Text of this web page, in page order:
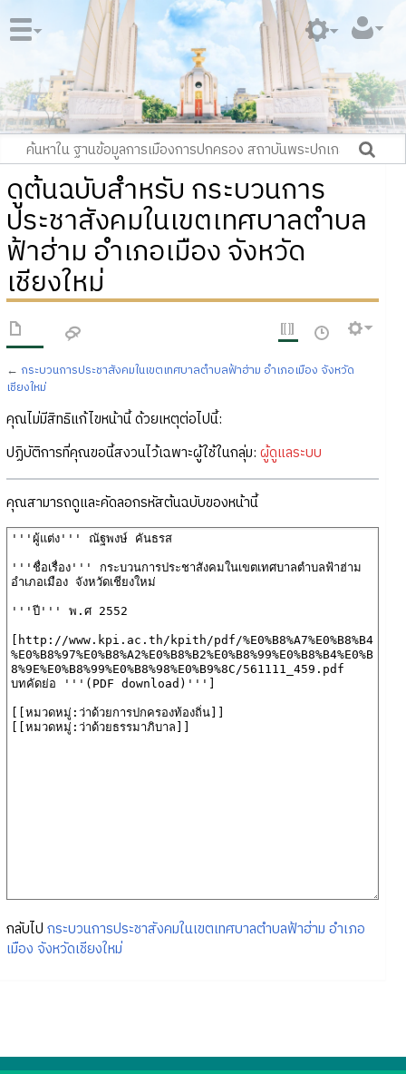
ดูต้นฉบับสำหรับ กระบวนการ
ประชาสังคมในเขตเทศบาลตำบล
ฟ้าฮ่าม อำเภอเมือง จังหวัด
เชียงใหม่
← กระบวนการประชาสังคมในเขตเทศบาลตำบลฟ้าฮ่าม อำเภอเมือง จังหวัด
เชียงใหม่
คุณไม่มีสิทธิแก้ไขหน้านี้ ด้วยเหตุต่อไปนี้:
ปฏิบัติการที่คุณขอนี้สงวนไว้เฉพาะผู้ใช้ในกลุ่ม: ผู้ดูแลระบบ
คุณสามารถดูและคัดลอกรหัสต้นฉบับของหน้านี้
กลับไป กระบวนการประชาสังคมในเขตเทศบาลตำบลฟ้าฮ่าม อำเภอ
เมือง จังหวัดเชียงใหม่